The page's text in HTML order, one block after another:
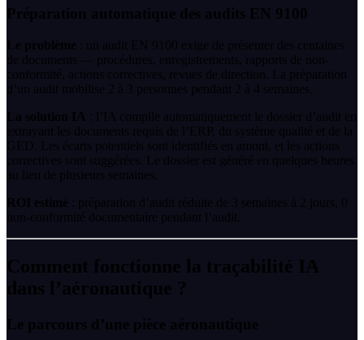
Préparation automatique des audits EN 9100
Le problème : un audit EN 9100 exige de présenter des centaines
de documents — procédures, enregistrements, rapports de non-
conformité, actions correctives, revues de direction. La préparation
d’un audit mobilise 2 à 3 personnes pendant 2 à 4 semaines.
La solution IA
: l’IA compile automatiquement le dossier d’audit en
extrayant les documents requis de l’ERP, du système qualité et de la
GED. Les écarts potentiels sont identifiés en amont, et les actions
correctives sont suggérées. Le dossier est généré en quelques heures
au lieu de plusieurs semaines.
ROI estimé : préparation d’audit réduite de 3 semaines à 2 jours, 0
non-conformité documentaire pendant l’audit.
Comment fonctionne la traçabilité IA
dans l’aéronautique ?
Le parcours d’une pièce aéronautique